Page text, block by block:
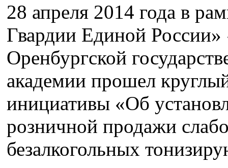
28 апреля 2014 года в
Гвардии Единой России»
Оренбургской
академии прошел
инициативы «Об
розничной продажи
безалкогольных